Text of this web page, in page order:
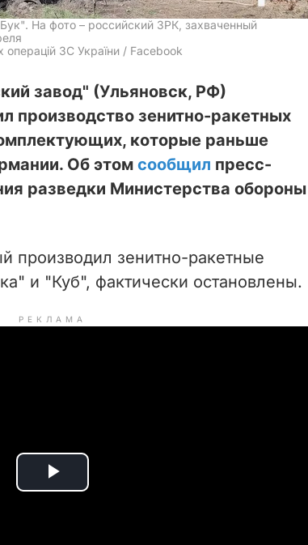
На фото – российский ЗРК, захваченный
ЗС України / Facebook
завод" (Ульяновск, РФ)
производство зенитно-ракетных
которые раньше
Об этом сообщил пресс-
разведки Министерства обороны
производил зенитно-ракетные
и "Куб", фактически остановлены.
РЕКЛАМА
P